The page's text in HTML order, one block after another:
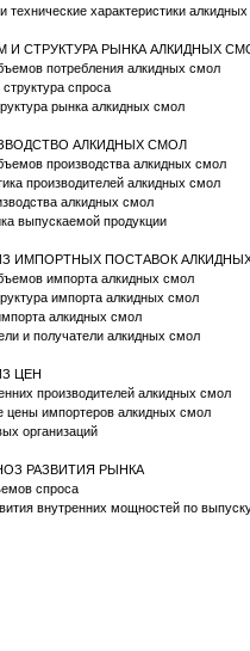
технические характеристики
И СТРУКТУРА РЫНКА АЛКИДНЫХ
потребления алкидных смол
спроса
рынка алкидных смол
АЛКИДНЫХ СМОЛ
производства алкидных смол
производителей алкидных смол
алкидных смол
выпускаемой продукции
ИМПОРТНЫХ ПОСТАВОК
импорта алкидных смол
импорта алкидных смол
алкидных смол
и получатели алкидных смол
ЦЕН
производителей алкидных смол
цены импортеров алкидных смол
организаций
РАЗВИТИЯ РЫНКА
спроса
внутренних мощностей по